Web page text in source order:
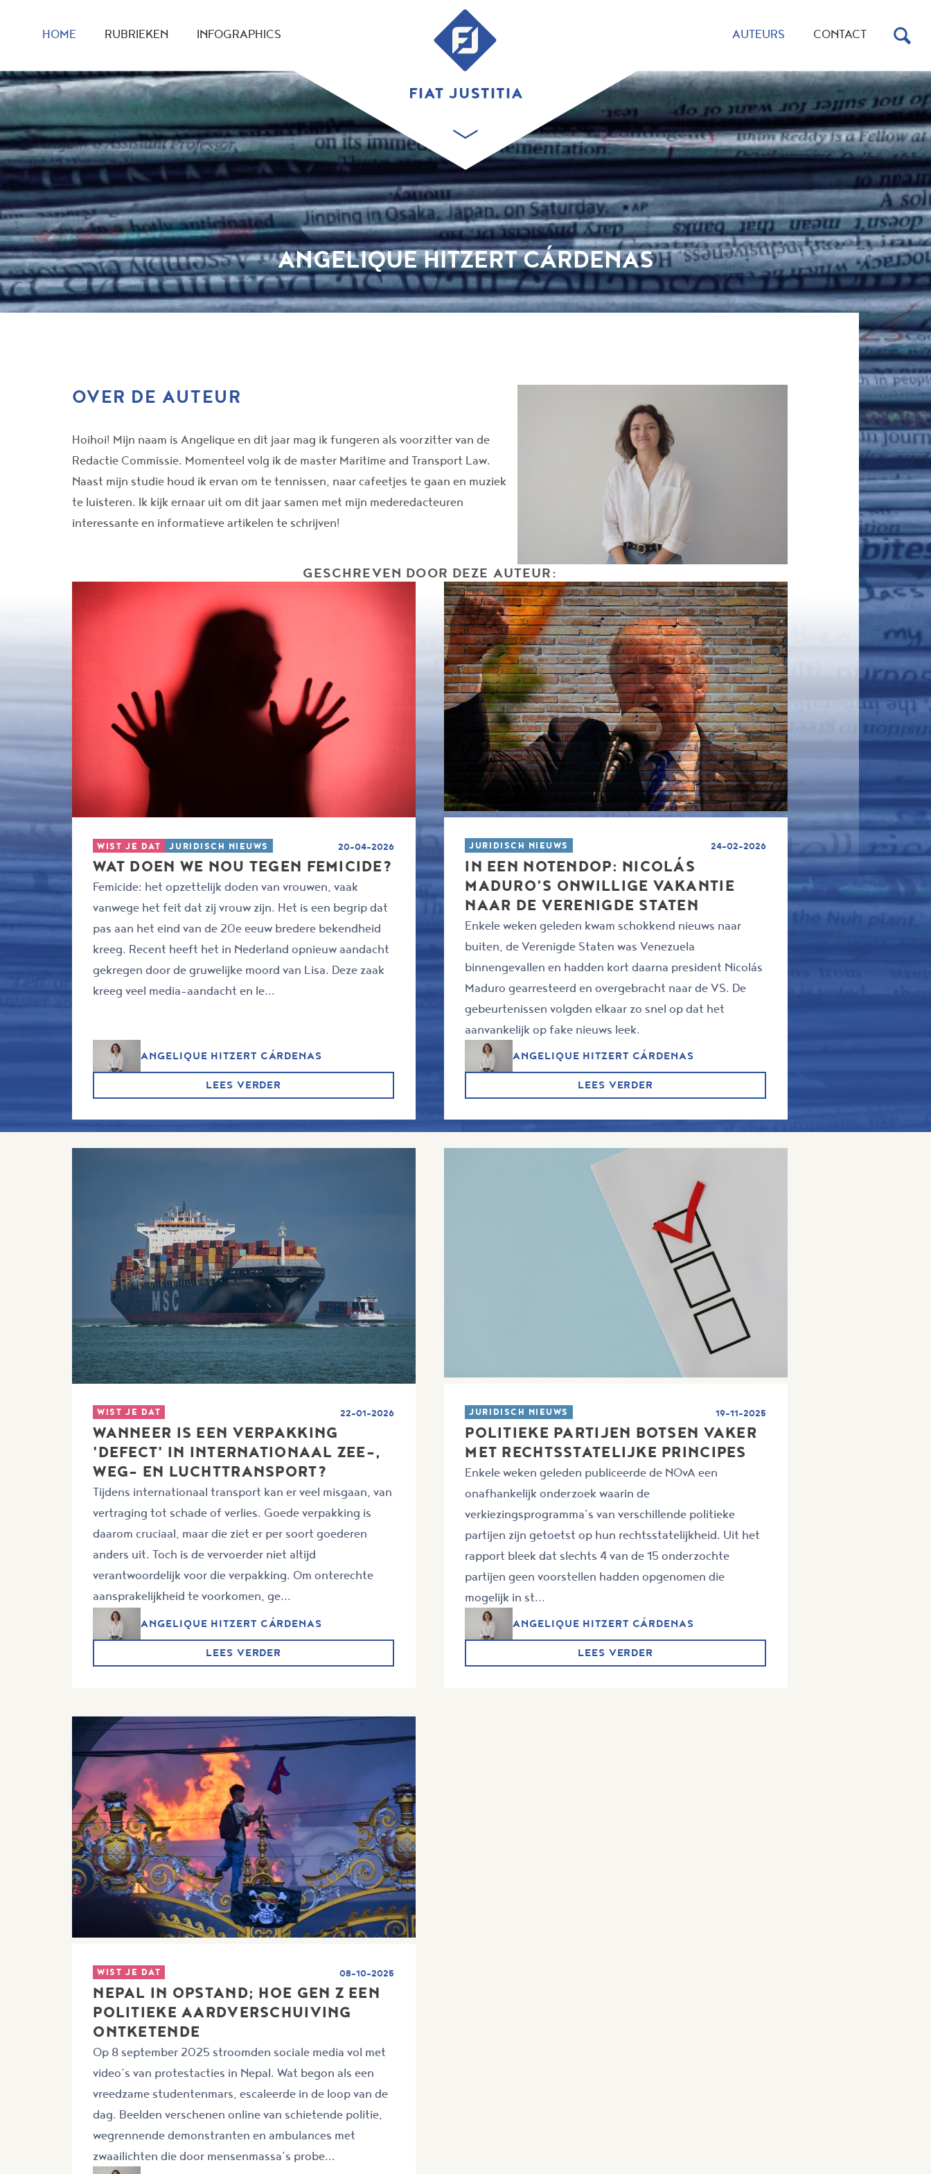
HOME RUBRIEKEN INFOGRAPHICS AUTEURS CONTACT
ANGELIQUE HITZERT CÁRDENAS
OVER DE AUTEUR
Hoihoi! Mijn naam is Angelique en dit jaar mag ik fungeren als voorzitter van de
Redactie Commissie. Momenteel volg ik de master Maritime and Transport Law.
Naast mijn studie houd ik ervan om te tennissen, naar cafeetjes te gaan en muziek
te luisteren. Ik kijk ernaar uit om dit jaar samen met mijn mederedacteuren
interessante en informatieve artikelen te schrijven!
GESCHREVEN DOOR DEZE AUTEUR:
WAT DOEN WE NOU TEGEN FEMICIDE?
WIST JE DAT JURIDISCH NIEUWS 20-04-2026
Femicide: het opzettelijk doden van vrouwen, vaak
vanwege het feit dat zij vrouw zijn. Het is een begrip dat
pas aan het eind van de 20e eeuw bredere bekendheid
kreeg. Recent heeft het in Nederland opnieuw aandacht
gekregen door de gruwelijke moord van Lisa. Deze zaak
kreeg veel media-aandacht en le...
ANGELIQUE HITZERT CÁRDENAS
LEES VERDER
IN EEN NOTENDOP: NICOLÁS
MADURO’S ONWILLIGE VAKANTIE
NAAR DE VERENIGDE STATEN
JURIDISCH NIEUWS 24-02-2026
Enkele weken geleden kwam schokkend nieuws naar
buiten, de Verenigde Staten was Venezuela
binnengevallen en hadden kort daarna president Nicolás
Maduro gearresteerd en overgebracht naar de VS. De
gebeurtenissen volgden elkaar zo snel op dat het
aanvankelijk op fake nieuws leek.
ANGELIQUE HITZERT CÁRDENAS
LEES VERDER
WANNEER IS EEN VERPAKKING
'DEFECT' IN INTERNATIONAAL ZEE-,
WEG- EN LUCHTTRANSPORT?
WIST JE DAT 22-01-2026
Tijdens internationaal transport kan er veel misgaan, van
vertraging tot schade of verlies. Goede verpakking is
daarom cruciaal, maar die ziet er per soort goederen
anders uit. Toch is de vervoerder niet altijd
verantwoordelijk voor die verpakking. Om onterechte
aansprakelijkheid te voorkomen, ge...
ANGELIQUE HITZERT CÁRDENAS
LEES VERDER
POLITIEKE PARTIJEN BOTSEN VAKER
MET RECHTSSTATELIJKE PRINCIPES
JURIDISCH NIEUWS 19-11-2025
Enkele weken geleden publiceerde de NOvA een
onafhankelijk onderzoek waarin de
verkiezingsprogramma’s van verschillende politieke
partijen zijn getoetst op hun rechtsstatelijkheid. Uit het
rapport bleek dat slechts 4 van de 15 onderzochte
partijen geen voorstellen hadden opgenomen die
mogelijk in st...
ANGELIQUE HITZERT CÁRDENAS
LEES VERDER
NEPAL IN OPSTAND; HOE GEN Z EEN
POLITIEKE AARDVERSCHUIVING
ONTKETENDE
WIST JE DAT 08-10-2025
Op 8 september 2025 stroomden sociale media vol met
video’s van protestacties in Nepal. Wat begon als een
vreedzame studentenmars, escaleerde in de loop van de
dag. Beelden verschenen online van schietende politie,
wegrennende demonstranten en ambulances met
zwaailichten die door mensenmassa’s probe...